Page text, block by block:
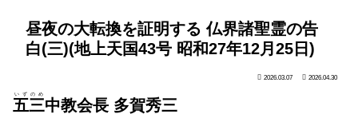
昼夜の大転換を証明する 仏界諸聖霊の告
白(三)(地上天国43号 昭和27年12月25日)
2026.03.07 2026.04.30
五三
いずのめ
中教会長 多賀秀三